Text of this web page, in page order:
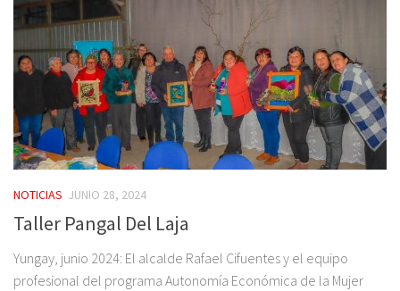
NOTICIAS JUNIO 28, 2024
Taller Pangal Del Laja
Yungay, junio 2024: El alcalde Rafael Cifuentes y el equipo
profesional del programa Autonomía Económica de la Mujer